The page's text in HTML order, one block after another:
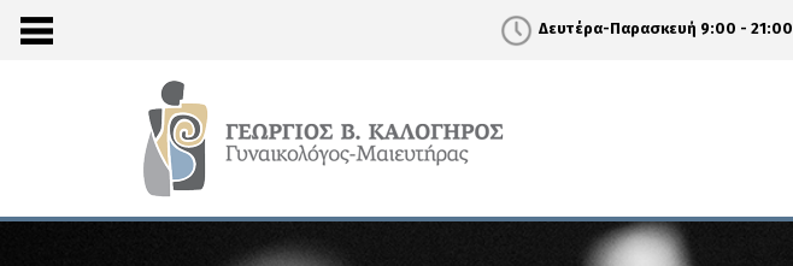
Δευτέρα-Παρασκευή 9:00 - 21:00